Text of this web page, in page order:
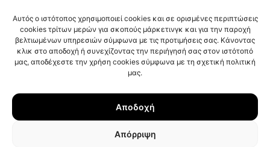
Αυτός ο ιστότοπος χρησιμοποιεί cookies και σε ορισμένες περιπτώσεις
cookies τρίτων μερών για σκοπούς μάρκετινγκ και για την παροχή
βελτιωμένων υπηρεσιών σύμφωνα με τις προτιμήσεις σας. Κάνοντας
κλικ στο αποδοχή ή συνεχίζοντας την περιήγησή σας στον ιστότοπό
μας, αποδέχεστε την χρήση cookies σύμφωνα με τη σχετική πολιτική
μας.
Αποδοχή
Απόρριψη
Όροι Χρήσης
Πολιτική Cookies